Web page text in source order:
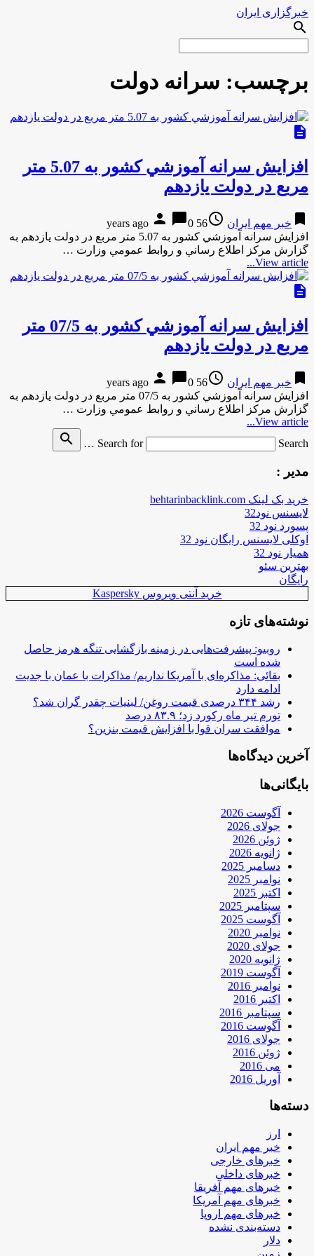
خبرگزاری ایران
search
برچسب: سرانه دولت
description
افزايش سرانه آموزشي كشور به 5.07 متر
مربع در دولت يازدهم
bookmark خبر مهم ایران access_time
56 years ago
person chat_bubble0
افزايش سرانه آموزشي كشور به 5.07 متر مربع در دولت يازدهم به
گزارش مركز اطلاع رساني و روابط عمومي وزارت …
View article...
description
افزايش سرانه آموزشي كشور به 07/5 متر
مربع در دولت يازدهم
bookmark خبر مهم ایران access_time
56 years ago
person chat_bubble0
افزايش سرانه آموزشي كشور به 07/5 متر مربع در دولت يازدهم به
گزارش مركز اطلاع رساني و روابط عمومي وزارت …
View article...
Search for
Search …
search
مدیر :
خرید بک لینک behtarinbacklink.com
لایسنس نود32
پسورد نود 32
اوکلی لایسنس رایگان نود 32
همیار نود 32
بهترین سئو
رایگان
خرید آنتی ویروس Kaspersky
نوشته‌های تازه
روبیو: پیشرفت‌هایی در زمینه بازگشایی تنگه هرمز حاصل
شده است
بقائی: مذاکره‌ای با آمریکا نداریم/ مذاکرات با عمان با جدیت
ادامه دارد
رشد ۳۴۴ درصدی قیمت روغن/ لبنیات چقدر گران شد؟
تورم تیر ماه رکورد زد؛ ۸۳.۹ درصد
موافقت سران قوا با افزایش قیمت بنزین؟
آخرین دیدگاه‌ها
بایگانی‌ها
آگوست 2026
جولای 2026
ژوئن 2026
ژانویه 2026
دسامبر 2025
نوامبر 2025
اکتبر 2025
سپتامبر 2025
آگوست 2025
نوامبر 2020
جولای 2020
ژانویه 2020
آگوست 2019
نوامبر 2016
اکتبر 2016
سپتامبر 2016
آگوست 2016
جولای 2016
ژوئن 2016
می 2016
آوریل 2016
دسته‌ها
ارز
خبر مهم ایران
خبرهای خارجی
خبرهای داخلی
خبرهای مهم آفریقا
خبرهای مهم آمریکا
خبرهای مهم اروپا
دسته‌بندی نشده
دلار
زمین